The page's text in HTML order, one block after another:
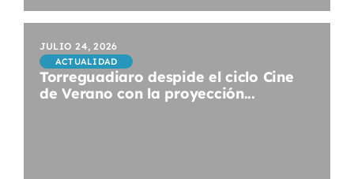
JULIO 24, 2026
ACTUALIDAD
Torreguadiaro despide el ciclo Cine
de Verano con la proyección...